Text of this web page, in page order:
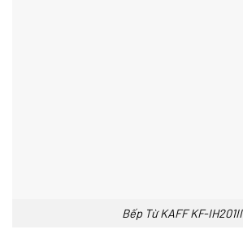
Bếp Từ KAFF KF-IH201II